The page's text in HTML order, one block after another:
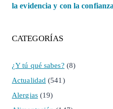
la evidencia y con la
CATEGORÍAS
¿Y tú qué sabes? (8)
Actualidad (541)
Alergias(19)